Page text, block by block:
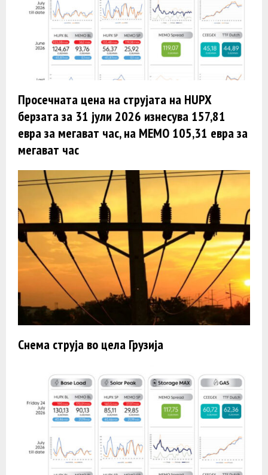
Просечната цена на струјата на HUPX
берзата за 31 јули 2026 изнесува 157,81
евра за мегават час, на МЕМО 105,31 евра за
мегават час
Снема струја во цела Грузија